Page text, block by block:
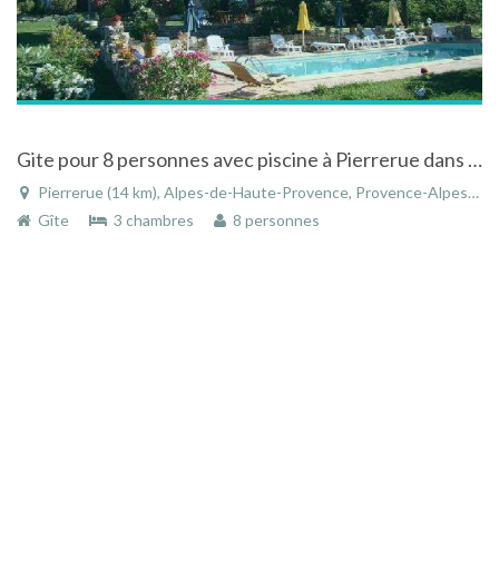
Gite pour 8 personnes avec piscine à Pierrerue dans les Alpes-de-Haute-Provence en Provence
Pierrerue (14 km), Alpes-de-Haute-Provence, Provence-Alpes-Côte d'Azur, France
Gîte
3 chambres 8 personnes